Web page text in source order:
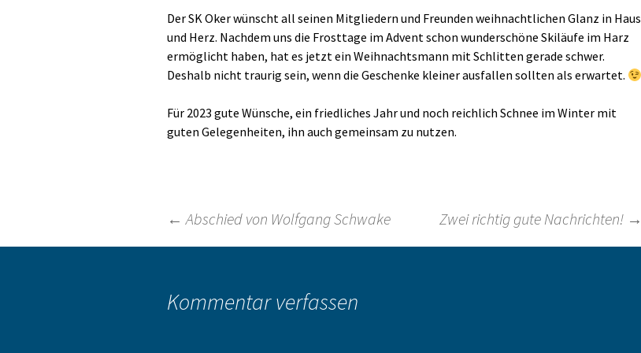
Links
Der SK Oker wünscht all seinen Mitgliedern und Freunden weihnachtlichen Glanz in Haus
und Herz. Nachdem uns die Frosttage im Advent schon wunderschöne Skiläufe im Harz
ermöglicht haben, hat es jetzt ein Weihnachtsmann mit Schlitten gerade schwer.
Deshalb nicht traurig sein, wenn die Geschenke kleiner ausfallen sollten als erwartet.
Für 2023 gute Wünsche, ein friedliches Jahr und noch reichlich Schnee im Winter mit
guten Gelegenheiten, ihn auch gemeinsam zu nutzen.
Beitragsnavigation
← Abschied von Wolfgang Schwake Zwei richtig gute Nachrichten! →
Kommentar verfassen